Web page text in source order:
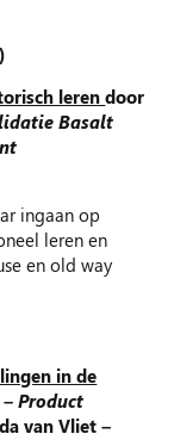
lerendoor
Basalt
ingaan op
leren en
en old way
in de
–Product
van Vliet –